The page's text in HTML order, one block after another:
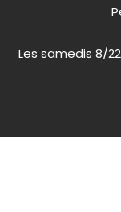
Les samedis 8/